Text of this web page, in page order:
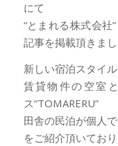
にて
“とまれる株式会
記事を掲載頂きまし
新しい宿泊スタイル
賃貸物件の空室
ス“TOMARERU”
田舎の民泊が個人
をご紹介頂いており